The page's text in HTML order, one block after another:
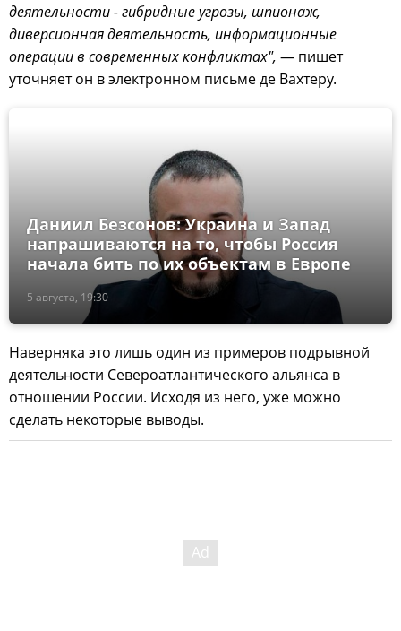
деятельности - гибридные угрозы, шпионаж,
диверсионная деятельность, информационные
операции в современных конфликтах", — пишет
уточняет он в электронном письме де Вахтеру.
5 августа, 19:30
Даниил Безсонов: Украина и Запад
напрашиваются на то, чтобы Россия
начала бить по их объектам в Европе
Наверняка это лишь один из примеров подрывной
деятельности Североатлантического альянса в
отношении России. Исходя из него, уже можно
сделать некоторые выводы.